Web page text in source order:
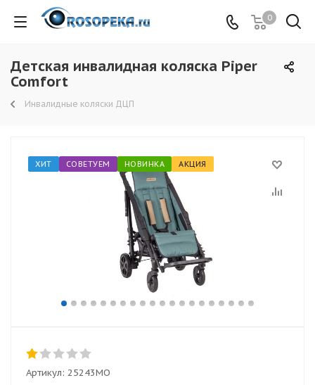
0
Детская инвалидная коляска Piper
Comfort
Инвалидные коляски ДЦП
ХИТ СОВЕТУЕМ НОВИНКА АКЦИЯ
Артикул: 25243МО